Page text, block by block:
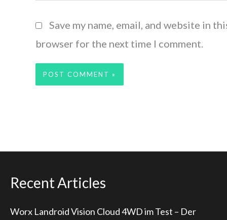
Save my name, email, and website in
browser for the next time I comment.
Recent Articles
Worx Landroid Vision Cloud 4WD im Test – Der